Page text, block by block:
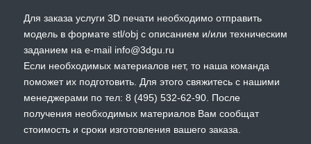
Для заказа услуги 3D печати необходимо отправить
модель в формате stl/obj с описанием и/или техническим
заданием на e-mail info@3dgu.ru
Если необходимых материалов нет, то наша команда
поможет их подготовить. Для этого свяжитесь с нашими
менеджерами по тел: 8 (495) 532-62-90. После
получения необходимых материалов Вам сообщат
стоимость и сроки изготовления вашего заказа.